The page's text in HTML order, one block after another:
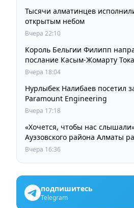
Тысячи алматинцев
открытым небом
Вчера 22:10
Король Бельгии Филипп
послание Касым-Жомарту
Вчера 18:04
Нурлыбек Налибаев посетил
Paramount Engineering
Вчера 17:18
«Хочется, чтобы нас
Ауэзовского района Алматы
ждут от выборов депутатов
Вчера 16:36
подпишитесь
Telegram